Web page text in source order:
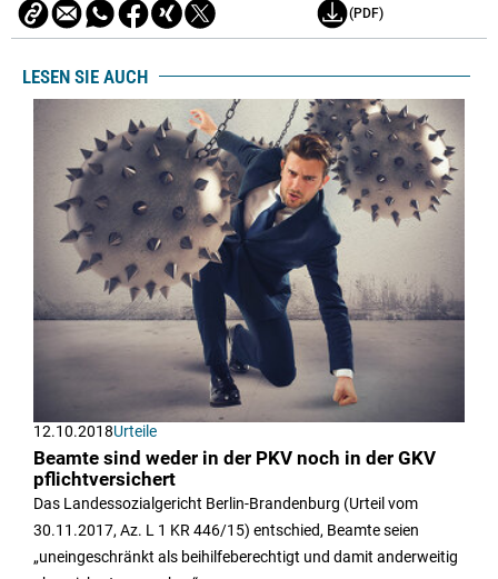
(PDF)
LESEN SIE AUCH
12.10.2018Urteile
Beamte sind weder in der PKV noch in der GKV
pflichtversichert
Das Landessozialgericht Berlin-Brandenburg (Urteil vom
30.11.2017, Az. L 1 KR 446/15) entschied, Beamte seien
„uneingeschränkt als beihilfeberechtigt und damit anderweitig